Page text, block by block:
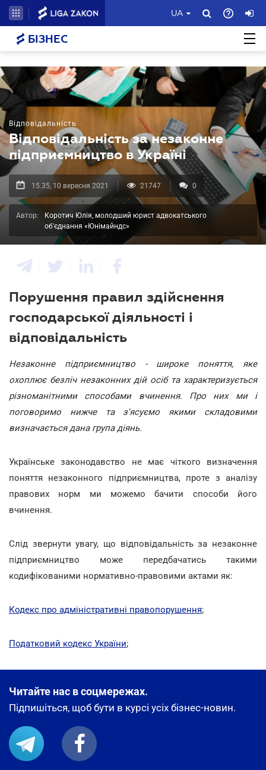
UA
БІЗНЕС
Відповідальність
Відповідальність за незаконне
підприємництво в Україні
15.35, 10 вересня 2021 21747 0
Автор:
Коротич Юлія, молодший юрист адвокатського
об'єднання «Юнімайндс»
Порушення правил здійснення
господарської діяльності і
відповідальність
Незаконне підприємництво - широке поняття, яке
охоплює безліч незаконних дій осіб та характеризується
різноманітними способами вчинення. Про них ми і
поговоримо нижче та з'ясуємо якими складовими
визначається дана група діянь.
Українське законодавство не має чіткого визначення
поняття незаконного підприємництва, проте з аналізу
правових норм ми можемо бачити способи його
вчинення.
Слід звернути увагу, що відповідальність за незаконне
підприємництво може передбачатись такими
кодифікованими нормативно-правовими актами як:
Кодекс про адміністративні правопорушення;
Податковий кодекс України;
Читайте нас в соцмережах.
Підпишіться, щоб бути в курсі усіх бізнес-новин.